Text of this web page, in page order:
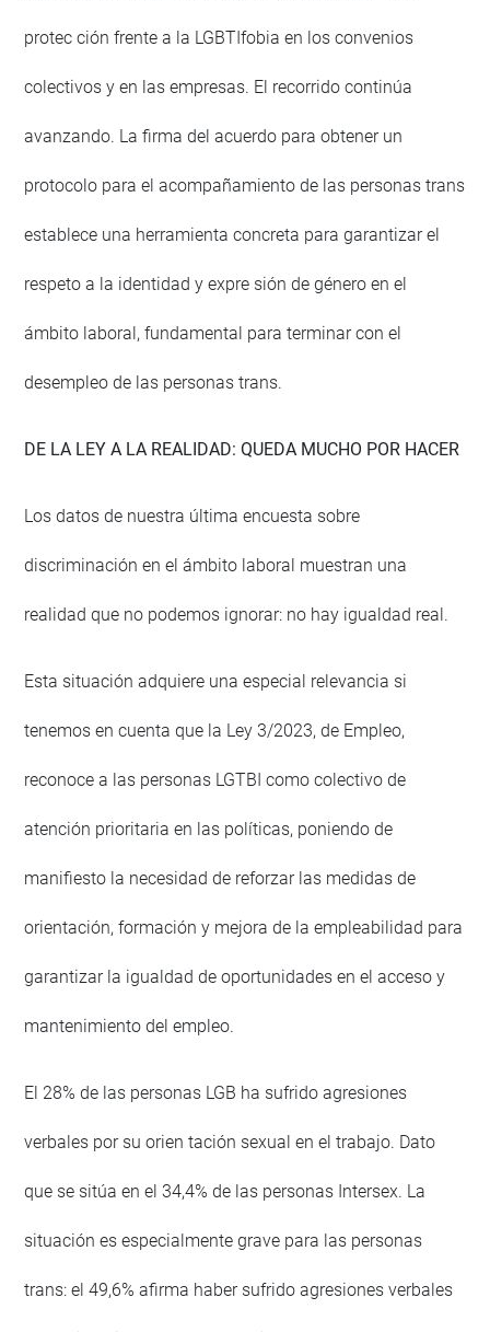
protec ción frente a la LGBTIfobia en los convenios
colectivos y en las empresas. El recorrido continúa
avanzando. La firma del acuerdo para obtener un
protocolo para el acompañamiento de las personas trans
establece una herramienta concreta para garantizar el
respeto a la identidad y expre sión de género en el
ámbito laboral, fundamental para terminar con el
desempleo de las personas trans.
DE LA LEY A LA REALIDAD: QUEDA MUCHO POR HACER
Los datos de nuestra última encuesta sobre
discriminación en el ámbito laboral muestran una
realidad que no podemos ignorar: no hay igualdad real.
Esta situación adquiere una especial relevancia si
tenemos en cuenta que la Ley 3/2023, de Empleo,
reconoce a las personas LGTBI como colectivo de
atención prioritaria en las políticas, poniendo de
manifiesto la necesidad de reforzar las medidas de
orientación, formación y mejora de la empleabilidad para
garantizar la igualdad de oportunidades en el acceso y
mantenimiento del empleo.
El 28% de las personas LGB ha sufrido agresiones
verbales por su orien tación sexual en el trabajo. Dato
que se sitúa en el 34,4% de las personas Intersex. La
situación es especialmente grave para las personas
trans: el 49,6% afirma haber sufrido agresiones verbales